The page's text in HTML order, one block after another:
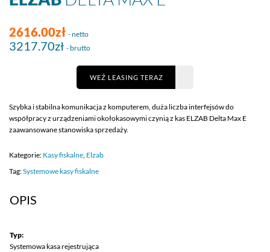
2616.00zł - netto
3217.70zł - brutto
WEŹ LEASING TERAZ
Szybka i stabilna komunikacja z komputerem, duża liczba interfejsów do
współpracy z urządzeniami okołokasowymi czynią z kas ELZAB Delta Max E
zaawansowane stanowiska sprzedaży.
Kategorie: Kasy fiskalne, Elzab
Tag:Systemowe kasy fiskalne
OPIS
Typ:
Systemowa kasa rejestrująca